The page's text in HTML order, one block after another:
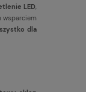
LED
wsparciem
dla